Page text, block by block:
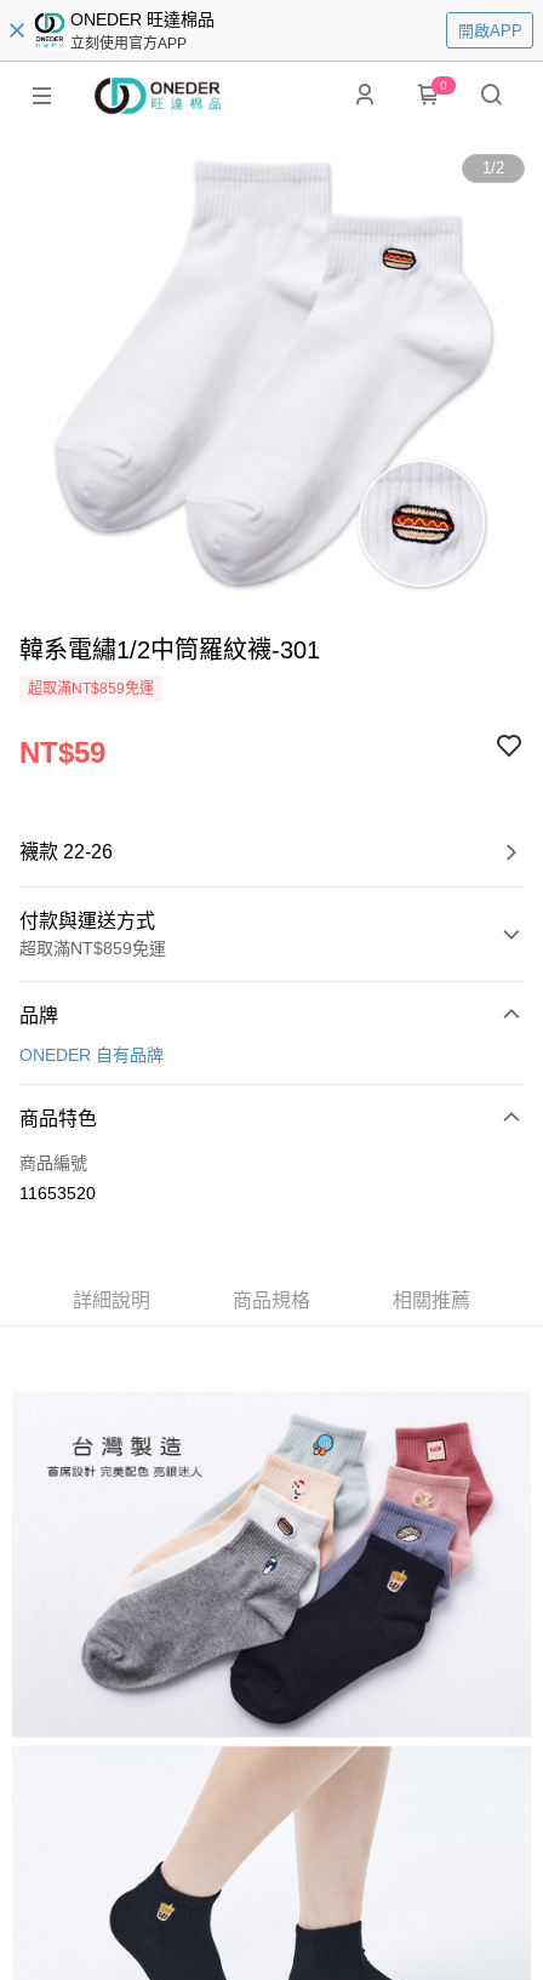
ONEDER 旺達棉品
立刻使用官方APP
開啟APP
0
1/2
韓系電繡1/2中筒羅紋襪-301
超取滿NT$859免運
NT$59
襪款 22-26
付款與運送方式
超取滿NT$859免運
信用卡一次付款
LINE Pay
Apple Pay
ATM付款
每筆NT$80，滿NT$899(含以上)免運費
付款後全家取貨
每筆NT$80，滿NT$859(含以上)免運費
每筆NT$80，滿NT$899(含以上)免運費
付款後7-11取貨
每筆NT$80，滿NT$859(含以上)免運費
每筆NT$85，滿NT$859(含以上)免運費
品牌
ONEDER 自有品牌
商品特色
商品編號
11653520
詳細說明 商品規格 相關推薦